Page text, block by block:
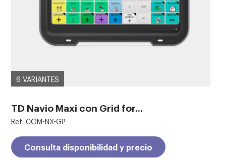
6 VARIANTES
TD Navio Maxi con Grid for...
Ref: COM-NX-GP
Consulta disponibilidad y precio